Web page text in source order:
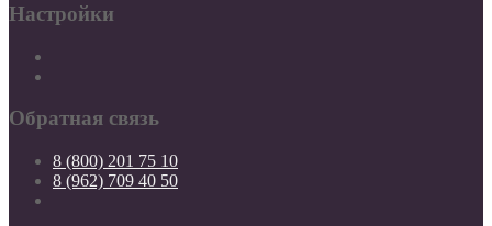
Настройки
Обратная связь
8 (800) 201 75 10
8 (962) 709 40 50